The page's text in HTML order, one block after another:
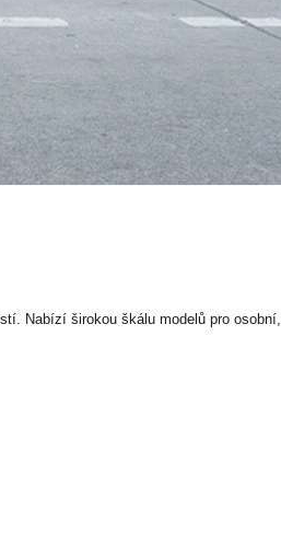
Nabízí širokou škálu modelů pro osobní,